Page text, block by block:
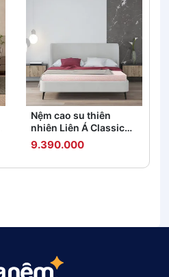
Nệm cao su thiên
nhiên Liên Á Classic
dày 5/10cm
9.390.000